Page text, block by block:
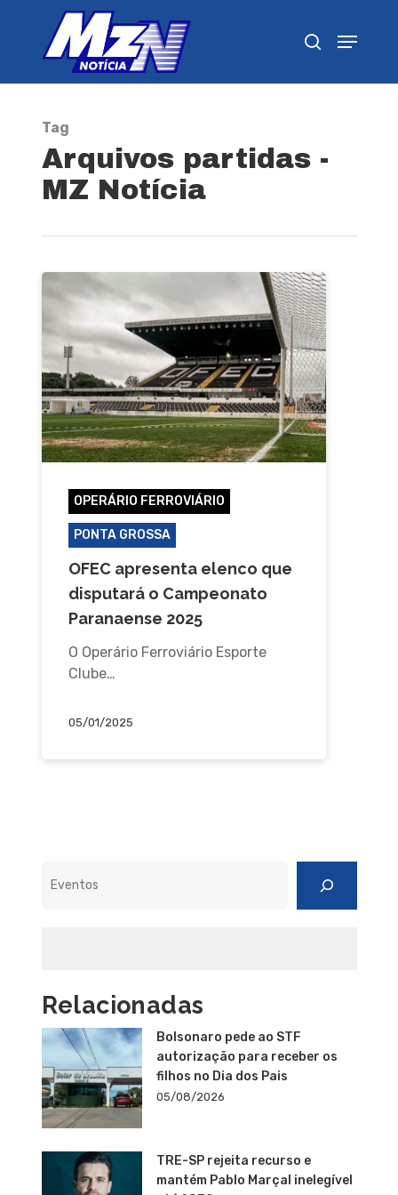
Tag
Arquivos partidas -
MZ Notícia
OPERÁRIO FERROVIÁRIO
PONTA GROSSA
OFEC apresenta elenco que
disputará o Campeonato
Paranaense 2025
O Operário Ferroviário Esporte
Clube…
05/01/2025
Relacionadas
Bolsonaro pede ao STF
autorização para receber os
filhos no Dia dos Pais
05/08/2026
TRE-SP rejeita recurso e
mantém Pablo Marçal inelegível